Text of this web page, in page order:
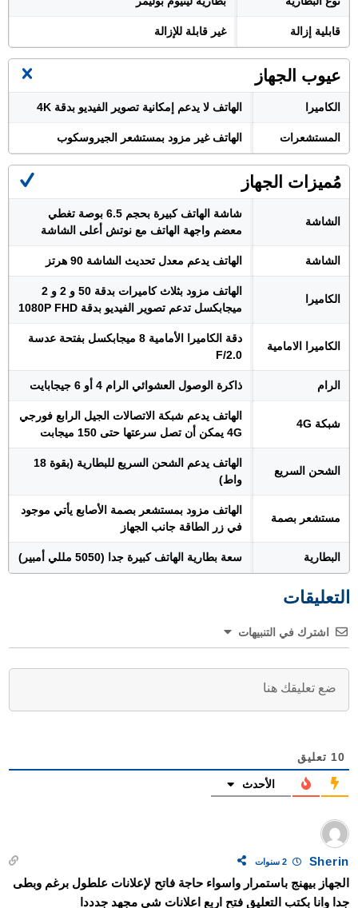
قابلية إزالة غير قابلة للإزالة
عيوب الجهاز
الكاميرا الهاتف لا يدعم إمكانية تصوير الفيديو بدقة 4K
المستشعرات الهاتف غير مزود بمستشعر الجيروسكوب
مُميزات الجهاز
الشاشة
شاشة الهاتف كبيرة بحجم 6.5 بوصة تغطي
معضم واجهة الهاتف مع نوتش أعلى الشاشة
الشاشة الهاتف يدعم معدل تحديث الشاشة 90 هرتز
الكاميرا
الهاتف مزود بثلاث كاميرات بدقة 50 و 2 و 2
ميجابكسل تدعم تصوير الفيديو بدقة 1080P FHD
الكاميرا الامامية
دقة الكاميرا الأمامية 8 ميجابكسل بفتحة عدسة
F/2.0
الرام ذاكرة الوصول العشوائي الرام 4 أو 6 جيجابايت
شبكة 4G
الهاتف يدعم شبكة الاتصالات الجيل الرابع فورجي
4G يمكن أن تصل سرعتها حتى 150 ميجابت
الشحن السريع
الهاتف يدعم الشحن السريع للبطارية (بقوة 18
واط)
مستشعر بصمة
الهاتف مزود بمستشعر بصمة الأصابع يأتي موجود
في زر الطاقة جانب الجهاز
البطارية سعة بطارية الهاتف كبيرة جدا (5050 مللي أمبير)
التعليقات
اشترك في التنبيهات
10 تعليق
الأحدث
Sherin 2 سنوات
الجهاز بيهنج باستمرار واسواء حاجة فاتح لإعلانات علطول برغم وبطى
جدا وانا بكتب التعليق فتح اربع اعلانات شى مجهد جدددا